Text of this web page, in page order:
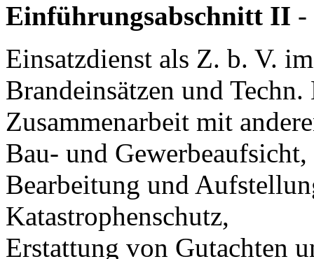
Einführungsabschnitt II -
Einsatzdienst als Z. b. V.
Brandeinsätzen und
Zusammenarbeit mit
Bau- und Gewerbeaufsicht,
Bearbeitung und
Katastrophenschutz,
Erstattung von Gutachten